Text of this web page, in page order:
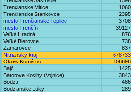
Trenčianske Mitice
1060
Trenčianske Stankovce
2395
mesto Trenčianske Teplice
3708
mesto Trenčín
39127
Veľká Hradná
876
Veľké Bierovce
738
Zamarovce
837
Nitriansky kraj
678733
Okres Komárno
106698
Bajč
1425
Bátorove Kosihy (Vojnice)
3843
Bodza
486
Bodzianske Lúky
289